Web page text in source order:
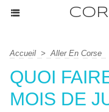
Accueil > Aller En Corse
QUOI
MOIS DE